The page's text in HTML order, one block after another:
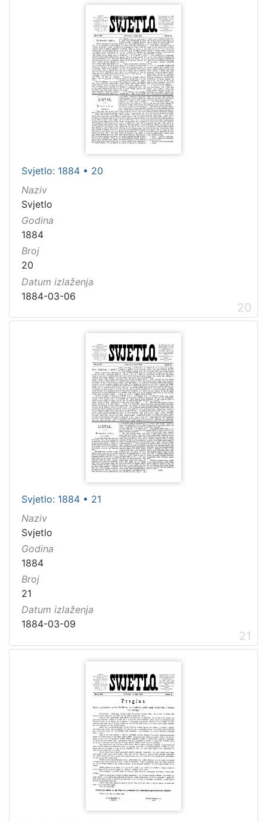
Svjetlo: 1884 • 20
Naziv
Svjetlo
Godina
1884
Broj
20
Datum izlaženja
1884-03-06
20
Svjetlo: 1884 • 21
Naziv
Svjetlo
Godina
1884
Broj
21
Datum izlaženja
1884-03-09
21